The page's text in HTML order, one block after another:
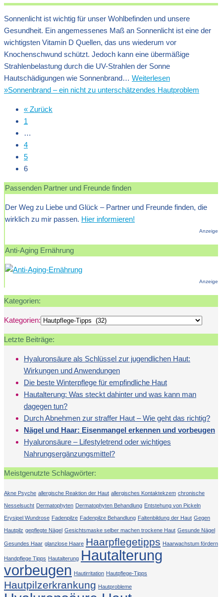
Sonnenlicht ist wichtig für unser Wohlbefinden und unsere
Gesundheit. Ein angemessenes Maß an Sonnenlicht ist eine der
wichtigsten Vitamin D Quellen, das uns wiederum vor
Knochenschwund schützt. Jedoch kann eine übermäßige
Strahlenbelastung durch die UV-Strahlen der Sonne
Hautschädigungen wie Sonnenbrand… Weiterlesen
»Sonnenbrand – ein nicht zu unterschätzendes Hautproblem
« Zurück
1
…
4
5
6
Passenden Partner und Freunde finden
Der Weg zu Liebe und Glück – Partner und Freunde finden, die
wirklich zu mir passen. Hier informieren!
Anzeige
Anti-Aging Ernährung
Anzeige
Kategorien:
Kategorien:
Letzte Beiträge:
Hyaluronsäure als Schlüssel zur jugendlichen Haut:
Wirkungen und Anwendungen
Die beste Winterpflege für empfindliche Haut
Hautalterung: Was steckt dahinter und was kann man
dagegen tun?
Durch Abnehmen zur straffer Haut – Wie geht das richtig?
Nägel und Haar: Eisenmangel erkennen und vorbeugen
Hyaluronsäure – Lifestyletrend oder wichtiges
Nahrungsergänzungsmittel?
Meistgenutzte Schlagwörter:
Akne Psyche allergische Reaktion der Haut allergisches Kontaktekzem chronische
Nesselsucht Dermatophyten Dermatophyten Behandlung Entstehung von Pickeln
Erysipel Wundrose Fadenpilze Fadenpilze Behandlung Faltenbildung der Haut Gegen
Hautpilz gepflegte Nägel Gesichtsmaske selber machen trockene Haut Gesunde Nägel
Gesundes Haar glanzlose Haare Haarpflegetipps Haarwachstum fördern
Handpflege Tipps Hautalterung Hautalterung
vorbeugen Hautirritation Hautpflege-Tipps
Hautpilzerkrankung Hautprobleme